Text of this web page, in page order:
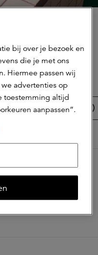
Deel dit artikel
assets en
bij over je bezoek en
die je met ons
Hiermee passen wij
advertenties op
toestemming altijd
aanpassen”.